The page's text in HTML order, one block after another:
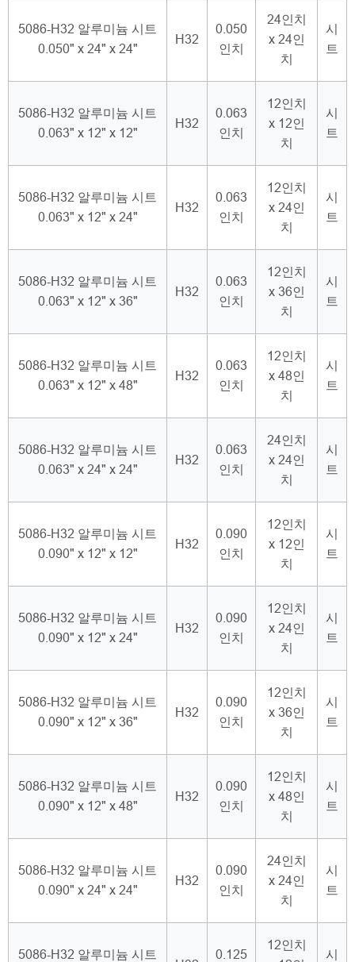
5086-H32 알루미늄 시트
0.050" x 24" x 24"
H32
0.050
인치
24인치
x 24인
치
시
트
5086-H32 알루미늄 시트
0.063" x 12" x 12"
H32
0.063
인치
12인치
x 12인
치
시
트
5086-H32 알루미늄 시트
0.063" x 12" x 24"
H32
0.063
인치
12인치
x 24인
치
시
트
5086-H32 알루미늄 시트
0.063" x 12" x 36"
H32
0.063
인치
12인치
x 36인
치
시
트
5086-H32 알루미늄 시트
0.063" x 12" x 48"
H32
0.063
인치
12인치
x 48인
치
시
트
5086-H32 알루미늄 시트
0.063" x 24" x 24"
H32
0.063
인치
24인치
x 24인
치
시
트
5086-H32 알루미늄 시트
0.090" x 12" x 12"
H32
0.090
인치
12인치
x 12인
치
시
트
5086-H32 알루미늄 시트
0.090" x 12" x 24"
H32
0.090
인치
12인치
x 24인
치
시
트
5086-H32 알루미늄 시트
0.090" x 12" x 36"
H32
0.090
인치
12인치
x 36인
치
시
트
5086-H32 알루미늄 시트
0.090" x 12" x 48"
H32
0.090
인치
12인치
x 48인
치
시
트
5086-H32 알루미늄 시트
0.090" x 24" x 24"
H32
0.090
인치
24인치
x 24인
치
시
트
5086-H32 알루미늄 시트 0.125
12인치
시